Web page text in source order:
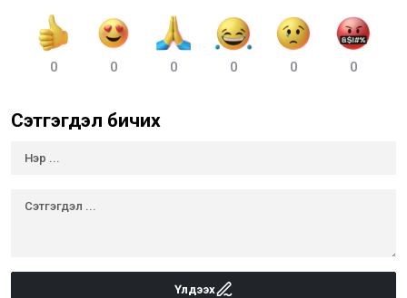
0 0 0 0 0 0
Сэтгэгдэл бичих
Үлдээх